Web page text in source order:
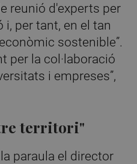
reunió d'experts per
i, per tant, en el tan
sostenible”.
per la col·laboració
i empreses”,
territori"
paraula el director